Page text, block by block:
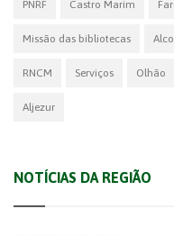
PNRF Castro Marim
Missão das bibliotecas
RNCM Serviços Olhão
Aljezur
NOTÍCIAS DA REGIÃO